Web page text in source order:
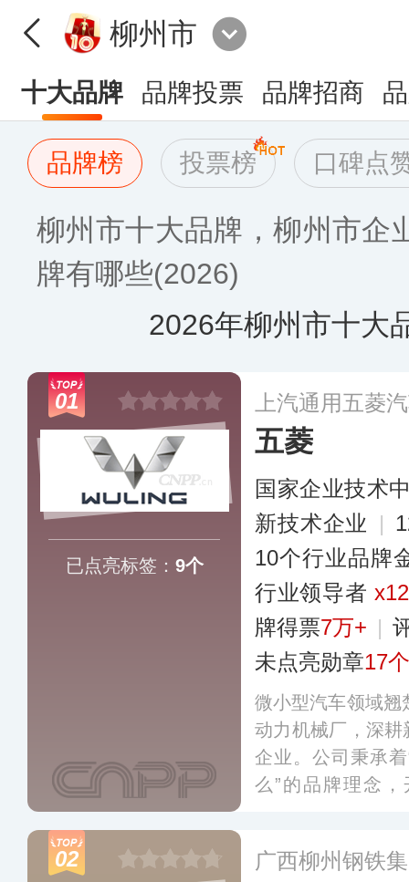
柳州市
十大品牌 品牌投票 品牌招商
品牌榜 投票榜 口碑点
柳州市十大品牌，柳州市企
牌有哪些(2026)
2026年柳州市十大
01
已点亮标签： 9个
上汽通用五菱
五菱
国家企业技术
新技术企业 |
10个行业品牌
行业领导者
牌得票7万+ |
未点亮勋章17个
微小型汽车领域翘
动力机械厂，深
企业。公司秉承
么”的品牌理念
车型为主，服务
02 广西柳州钢铁